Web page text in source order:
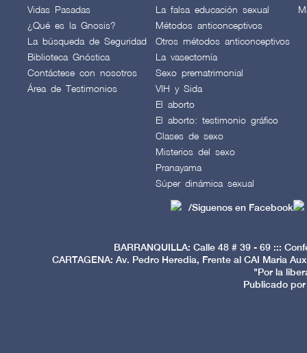
Vidas Pasadas
¿Qué es la Gnosis?
La búsqueda de Seguridad
Biblioteca Gnóstica
Contáctese con nosotros
Área de Testimonios
La falsa educación sexual
Métodos anticonceptivos
Otros métodos anticonceptivos
La vasectomía
Sexo prematrimonial
VIH y Sida
El aborto
El aborto: testimonio gráfico
Clases de sexo
Misterios del sexo
Pranayama
Súper dinámica sexual
/Siguenos en Facebook
BARRANQUILLA: Calle 48 # 39 - 69 :::
CARTAGENA: Av. Pedro Heredia, Frente al CAI Maria
"Por la
Publicado